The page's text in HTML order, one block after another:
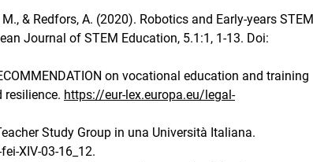
& Redfors, A. (2020). Robotics and Early-years STEM
Journal of STEM Education, 5.1:1, 1-13. Doi:
on vocational education and training
resilience. https://eur-lex.europa.eu/legal-
Study Group in una Università Italiana.
XIV-03-16_12.